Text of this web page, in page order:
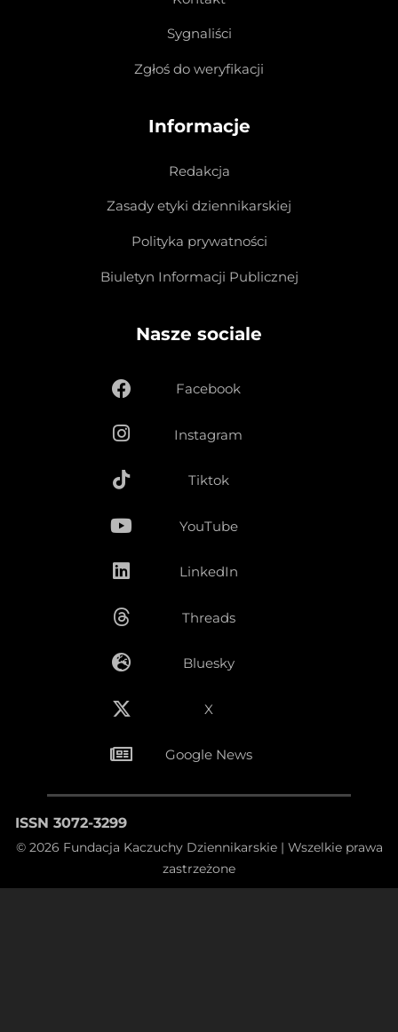
Sygnaliści
Zgłoś do weryfikacji
Informacje
Redakcja
Zasady etyki dziennikarskiej
Polityka prywatności
Biuletyn Informacji Publicznej
Nasze sociale
Facebook
Instagram
Tiktok
YouTube
LinkedIn
Threads
Bluesky
X
Google News
ISSN 3072-3299
© 2026 Fundacja Kaczuchy Dziennikarskie | Wszelkie prawa
zastrzeżone